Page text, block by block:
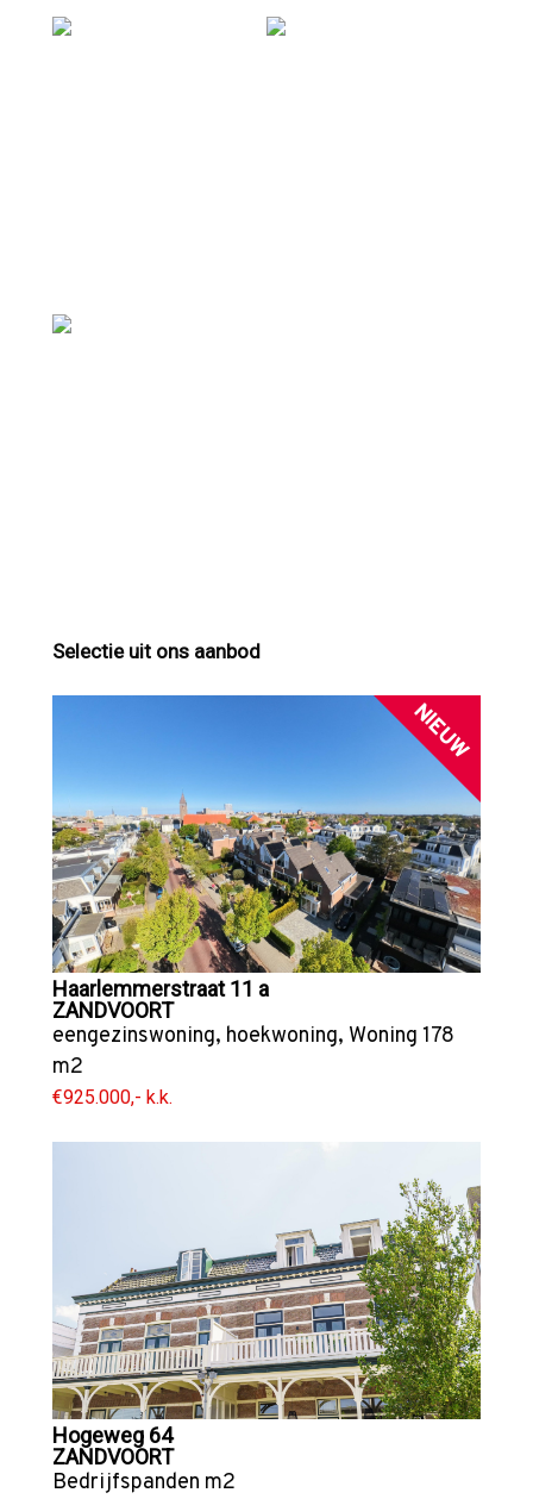
Selectie uit ons aanbod
NIEUW
Haarlemmerstraat 11 a
ZANDVOORT
eengezinswoning, hoekwoning, Woning 178
m2
€925.000,- k.k.
Hogeweg 64
ZANDVOORT
Bedrijfspanden m2